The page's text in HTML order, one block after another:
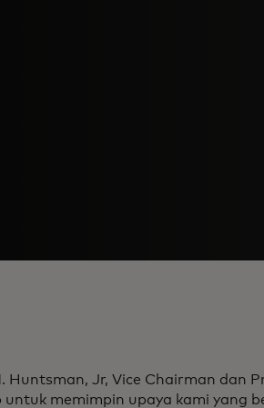
Huntsman, Jr, Vice Chairman dan
untuk memimpin upaya kami yang